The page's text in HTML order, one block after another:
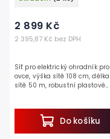
2 395,87 Kč bez DPH
2 899 Kč
Do košíku
Síť pro elektrický ohradník pro
ovce, výška sítě 108 cm, délka
sítě 50 m, robustní plastové